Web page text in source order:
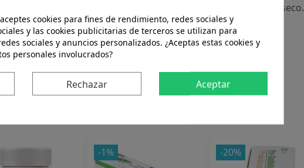
Dejar reposar de 3 a 5 minutos. Conservar en lugar fresco y seco.
también compraron:
-1% -20%
cookies para fines de rendimiento, redes sociales y
y las cookies publicitarias de terceros se utilizan para
sociales y anuncios personalizados. ¿Aceptas estas cookies y
personales involucrados?
Rechazar Aceptar